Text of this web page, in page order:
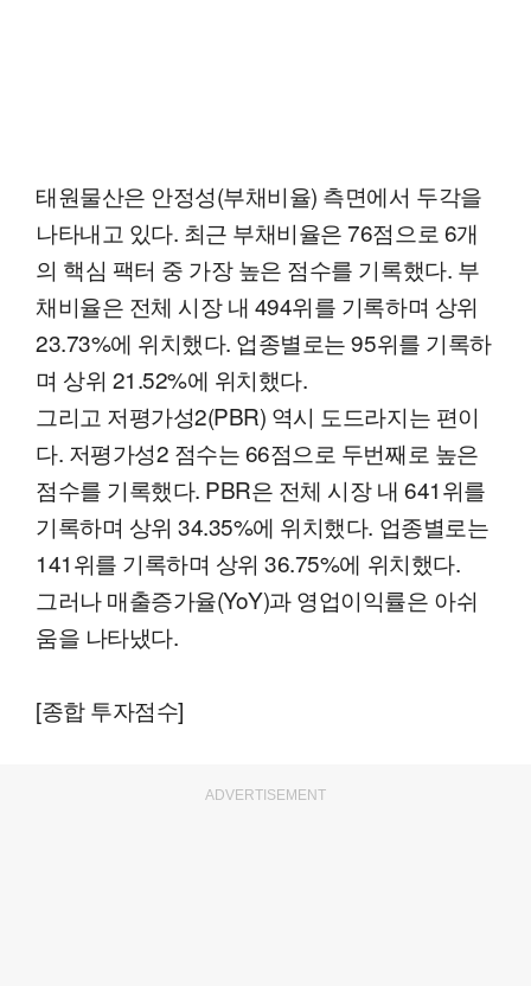
태원물산은 안정성(부채비율) 측면에서 두각을
나타내고 있다. 최근 부채비율은 76점으로 6개
의 핵심 팩터 중 가장 높은 점수를 기록했다. 부
채비율은 전체 시장 내 494위를 기록하며 상위
23.73%에 위치했다. 업종별로는 95위를 기록하
며 상위 21.52%에 위치했다.
그리고 저평가성2(PBR) 역시 도드라지는 편이
다. 저평가성2 점수는 66점으로 두번째로 높은
점수를 기록했다. PBR은 전체 시장 내 641위를
기록하며 상위 34.35%에 위치했다. 업종별로는
141위를 기록하며 상위 36.75%에 위치했다.
그러나 매출증가율(YoY)과 영업이익률은 아쉬
움을 나타냈다.
[종합 투자점수]
ADVERTISEMENT